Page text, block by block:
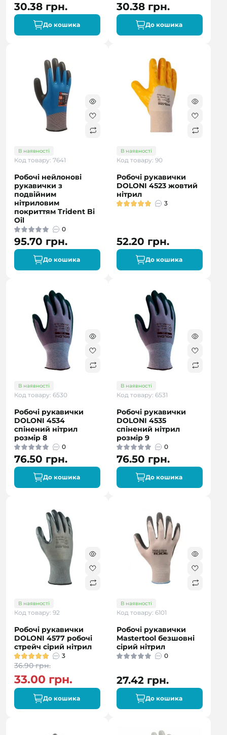
30.38 грн.
До кошика
30.38 грн.
До кошика
В наявності
Код товару: 7641
Робочі нейлонові
рукавички з
подвійним
нітриловим
покриттям Trident Bi
Oil
0
95.70 грн.
До кошика
В наявності
Код товару: 90
Робочі рукавички
DOLONI 4523 жовтий
нітрил
3
52.20 грн.
До кошика
В наявності
Код товару: 6530
Робочі рукавички
DOLONI 4534
спінений нітрил
розмір 8
0
76.50 грн.
До кошика
В наявності
Код товару: 6531
Робочі рукавички
DOLONI 4535
спінений нітрил
розмір 9
0
76.50 грн.
До кошика
В наявності
Код товару: 92
Робочі рукавички
DOLONI 4577 робочі
стрейч сірий нітрил
3
36.90 грн.
33.00 грн.
До кошика
В наявності
Код товару: 6101
Робочі рукавички
Mastertool безшовні
сірий нітрил
0
27.42 грн.
До кошика